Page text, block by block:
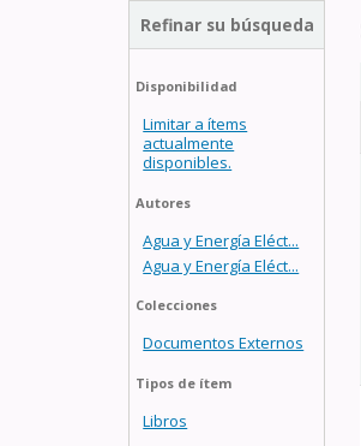
Refinar su búsqueda
Disponibilidad
Limitar a ítems
actualmente
disponibles.
Autores
Agua y Energía Eléct...
Agua y Energía Eléct...
Colecciones
Documentos Externos
Tipos de ítem
Libros